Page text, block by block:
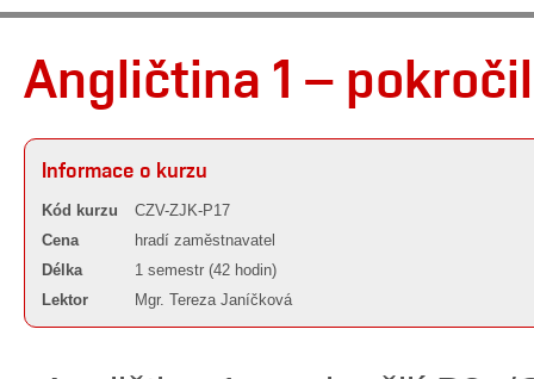
Angličtina 1 –
Informace o kurzu
Kód kurzu
CZV-ZJK-P17
Cena
hradí zaměstnavatel
Délka
1 semestr (42 hodin)
Lektor
Mgr. Tereza Janíčková